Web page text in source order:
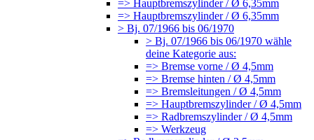
=> Hauptbremszylinder / Ø 6,35mm
=> Hauptbremszylinder / Ø 6,35mm
> Bj. 07/1966 bis 06/1970
> Bj. 07/1966 bis 06/1970 wähle
deine Kategorie aus:
=> Bremse vorne / Ø 4,5mm
=> Bremse hinten / Ø 4,5mm
=> Bremsleitungen / Ø 4,5mm
=> Hauptbremszylinder / Ø 4,5mm
=> Radbremszylinder / Ø 4,5mm
=> Werkzeug